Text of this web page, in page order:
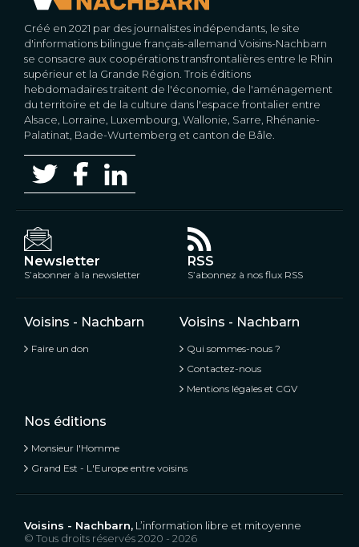
Créé en 2021 par des journalistes indépendants, le site
d'informations bilingue français-allemand Voisins-Nachbarn
se consacre aux coopérations transfrontalières entre le Rhin
supérieur et la Grande Région. Trois éditions
hebdomadaires traitent de l'économie, de l'aménagement
du territoire et de la culture dans l'espace frontalier entre
Alsace, Lorraine, Luxembourg, Wallonie, Sarre, Rhénanie-
Palatinat, Bade-Wurtemberg et canton de Bâle.
Newsletter
S’abonner à la newsletter
RSS
S’abonnez à nos flux RSS
Voisins - Nachbarn
Faire un don
Voisins - Nachbarn
Qui sommes-nous ?
Contactez-nous
Mentions légales et CGV
Nos éditions
Monsieur l'Homme
Grand Est - L'Europe entre voisins
Voisins - Nachbarn, L’information libre et mitoyenne
© Tous droits réservés 2020 - 2026